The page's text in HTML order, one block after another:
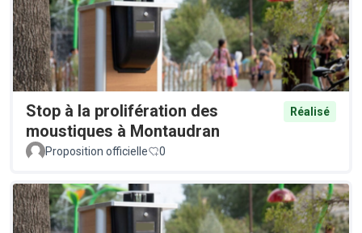
Stop à la prolifération des
moustiques à Montaudran
Réalisé
Proposition officielle 0